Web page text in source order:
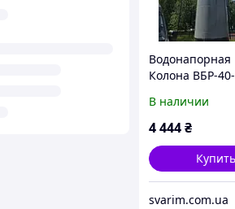
Колона ВБР-
В наличии
4 444₴
svarim.com.ua